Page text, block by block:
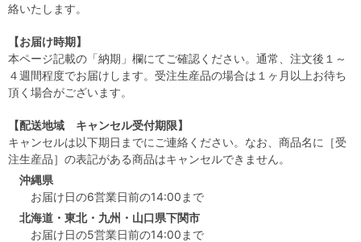
絡いたします。
【お届け時期】
本ページ記載の「納期」欄にてご確認ください。通常、注文後１～
４週間程度でお届けします。受注生産品の場合は１ヶ月以上お待ち
頂く場合がございます。
【配送地域 キャンセル受付期限】
キャンセルは以下期日までにご連絡ください。なお、商品名に［受
注生産品］の表記がある商品はキャンセルできません。
沖縄県
お届け日の6営業日前の14:00まで
北海道・東北・九州・山口県下関市
お届け日の5営業日前の14:00まで